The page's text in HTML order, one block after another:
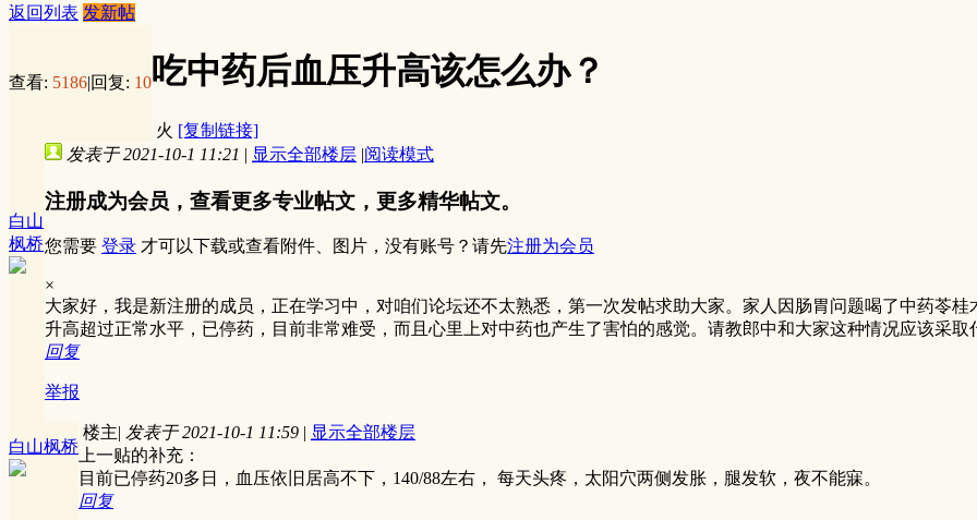
返回列表 发新帖
查看: 5186|回复: 10吃中药后血压升高该怎么办？
火 [复制链接]
白山
枫桥
发表于 2021-10-1 11:21 | 显示全部楼层 |阅读模式
注册成为会员，查看更多专业帖文，更多精华帖文。
您需要 登录 才可以下载或查看附件、图片，没有账号？请先注册为会员
×
大家好，我是新注册的成员，正在学习中，对咱们论坛还不太熟悉，第一次发帖求助大家。家人因肠胃问题喝了中药苓
升高超过正常水平，已停药，目前非常难受，而且心里上对中药也产生了害怕的感觉。请教郎中和大家这种情况应该采
回复
举报
白山枫桥
楼主| 发表于 2021-10-1 11:59 | 显示全部楼层
上一贴的补充：
目前已停药20多日，血压依旧居高不下，140/88左右， 每天头疼，太阳穴两侧发胀，腿发软，夜不能寐。
回复